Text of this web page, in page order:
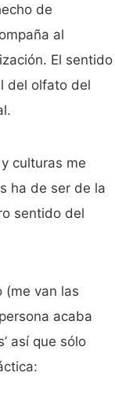
de
al
El sentido
del olfato del
culturas me
ha de ser de la
sentido del
(me van las
acaba
así que sólo